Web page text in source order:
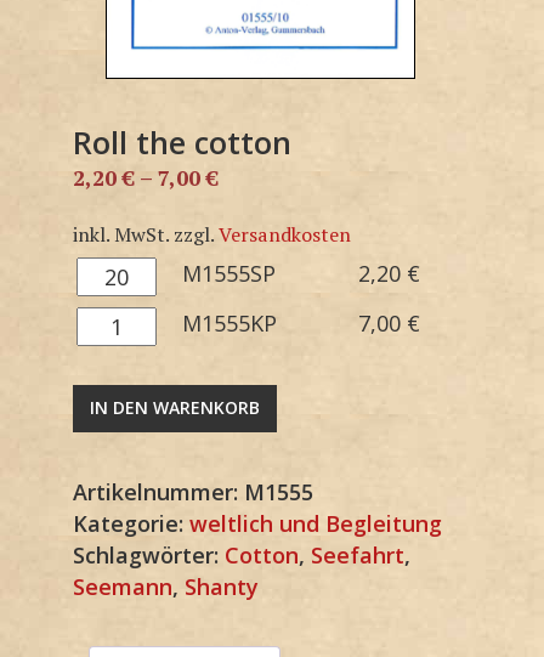
Roll the cotton
2,20€ – 7,00€
inkl. MwSt. zzgl.Versandkosten
M1555SP
Menge
M1555SP 2,20 €
M1555KP
Menge
M1555KP 7,00 €
IN DEN WARENKORB
Artikelnummer: M1555
Kategorie: weltlich und Begleitung
Schlagwörter: Cotton, Seefahrt,
Seemann, Shanty